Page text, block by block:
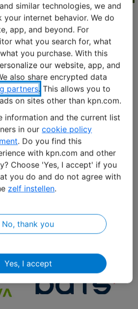
für die
verwenden?
Landwirtschaft einsetzen, um
höhere Erträge zu erzielen. IoT
die Qualität, Nachhaltigkeit
Arbeit zu
in die Gesundheit der
und ermöglicht auch
die das
bereits gewagt
similar technologies, we and
internet behavior. We do
app, and beyond. For
what you search for, what
you purchase. With this
our website, app, and
also share encrypted data
partners. This allows you to
on sites other than kpn.com.
information and the current list
in our cookie policy
. Do you find this
with kpn.com and other
Choose 'Yes, I accept' if you
you do and do not agree with
zelf instellen.
No, thank you
Yes, I accept